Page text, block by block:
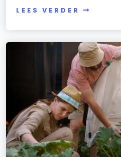
LEES VERDER